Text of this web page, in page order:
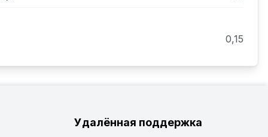
0,15
Удалённая поддержка